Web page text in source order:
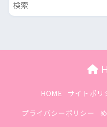
HOME
サイトポリ
プライバシーポリシー